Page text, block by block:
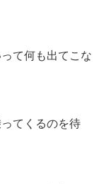
て何も出てこな
てくるのを待